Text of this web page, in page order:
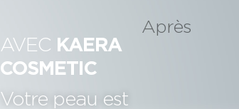
Après
AVEC KAERA
COSMETIC
Votre peau est